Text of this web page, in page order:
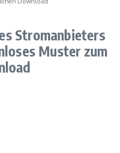
Stromanbieters
Muster zum